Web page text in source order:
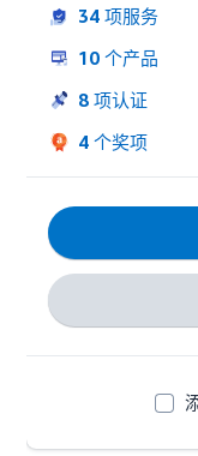
户链接出海新机遇
Pacvue成立于
约、芝加哥、伦
为遍布北美、欧
牌在亚马逊实现收
我们的客户来自
P&G、强生、联合
滋、乐高、欧莱
金霸王电池等众
Pacvue软件融合
精细运营及数据
向。
34 项服务
10 个产品
8 项认证
4 个奖项